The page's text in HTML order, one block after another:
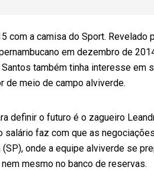
com a camisa do Sport. Revelado
em dezembro de
também tinha interesse em
de meio de campo alviverde.
definir o futuro é o zagueiro
salário faz com que as
(SP), onde a equipe alviverde se
mesmo no banco de reservas.